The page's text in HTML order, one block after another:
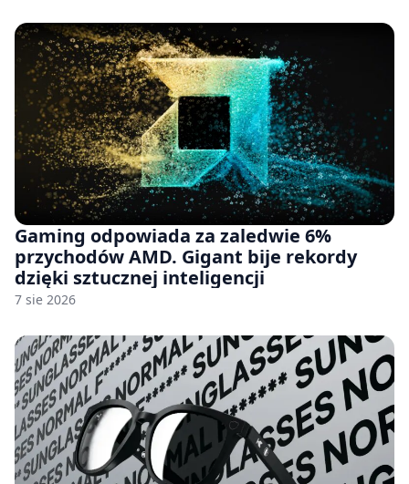
Gaming odpowiada za zaledwie 6%
przychodów AMD. Gigant bije rekordy
dzięki sztucznej inteligencji
7 sie 2026